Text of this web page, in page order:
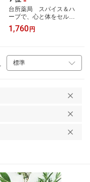
台所薬局 スパイス＆ハ
ーブで、心と体をセルフ
ケア [ ブラフ弥生 ]
1,760 円